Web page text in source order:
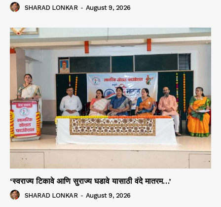
SHARAD LONKAR - August 9, 2026
‘स्वराज्य टिकावे आणि सुराज्य घडावे यासाठी वंदे मातरम…’
SHARAD LONKAR - August 9, 2026